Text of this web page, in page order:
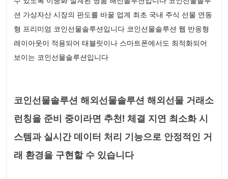
션 가상자산 시장의 판도를 바꿀 업계 최초 국내 주식 선물 연동
형 프리미엄 코인선물솔루션입니다 코인선물솔루션 웹 반응형
레이아웃이 적용되어 태블릿이나 스마트폰에서도 최적화되어
보이는 코인선물솔루션입니다
코인선물솔루션 해외선물솔루션 해외선물 거래소
런칭을 준비 중이라면 추천! 체결 지연 최소화 시
스템과 실시간 데이터 처리 기능으로 안정적인 거
래 환경을 구현할 수 있습니다